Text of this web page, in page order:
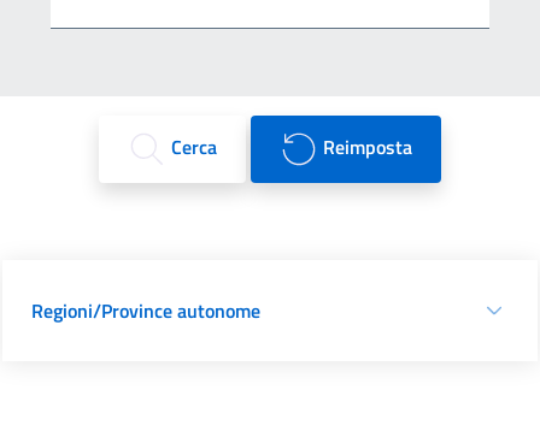
Cerca Reimposta
Regioni/Province autonome